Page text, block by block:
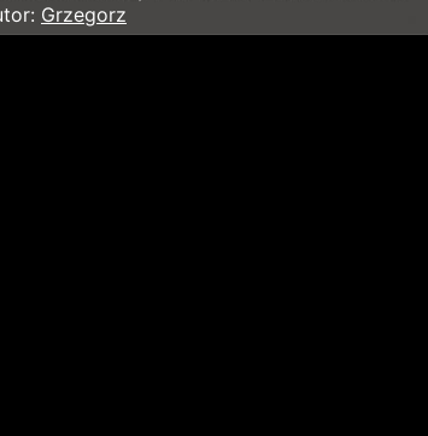
Grzegorz